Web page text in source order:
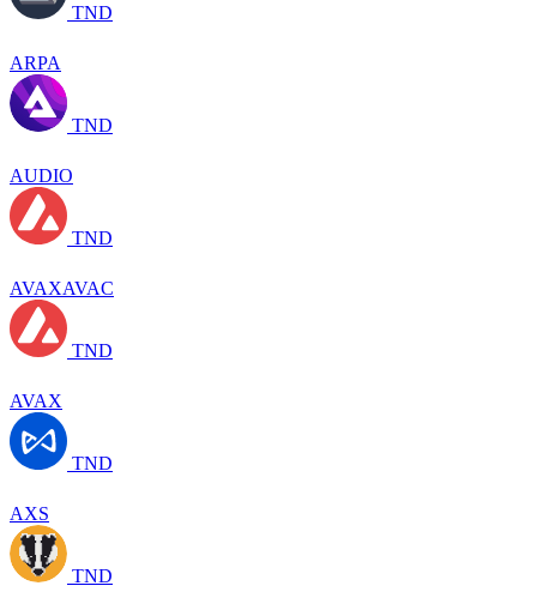
TND
ARPA
TND
AUDIO
TND
AVAXAVAC
TND
AVAX
TND
AXS
TND